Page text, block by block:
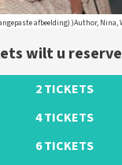
afbeelding) )Author, Nina,
wilt u
2 TICKETS
4 TICKETS
6 TICKETS